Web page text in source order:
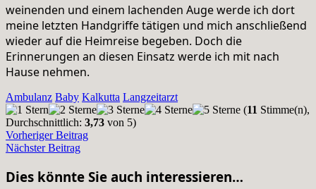
weinenden und einem lachenden Auge werde ich dort
meine letzten Handgriffe tätigen und mich anschließend
wieder auf die Heimreise begeben. Doch die
Erinnerungen an diesen Einsatz werde ich mit nach
Hause nehmen.
Ambulanz Baby Kalkutta Langzeitarzt
(11 Stimme(n),
Durchschnittlich: 3,73 von 5)
Vorheriger Beitrag
Nächster Beitrag
Dies könnte Sie auch interessieren…